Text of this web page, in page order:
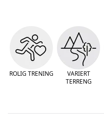
ROLIG TRENING
VARIERT
TERRENG